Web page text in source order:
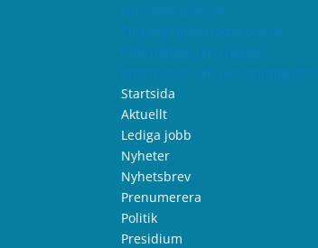
Om webbplatsen
Tillgänglighetsredogörelse
Information om cookies
Information om personuppgifter
Startsida
Aktuellt
Lediga jobb
Nyheter
Nyhetsbrev
Prenumerera
Politik
Presidium